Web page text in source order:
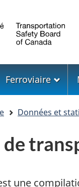
Ferroviaire
Données et
de
une